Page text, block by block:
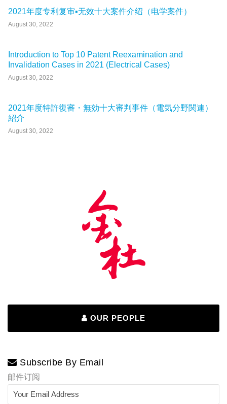
2021年度专利复审▪无效十大案件介绍（电学案件）
August 30, 2022
Introduction to Top 10 Patent Reexamination and
Invalidation Cases in 2021 (Electrical Cases)
August 30, 2022
2021年度特許復審・無効十大審判事件（電気分野関連）
紹介
August 30, 2022
OUR PEOPLE
Subscribe By Email
邮件订阅